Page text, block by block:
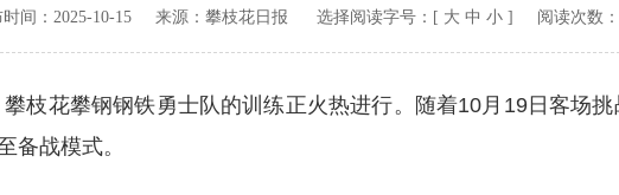
间： 2025-10-15 来源： 攀枝花日报 选择阅读字号：[ 大 中 小 ] 阅读次数：
花攀钢钢铁勇士队的训练正火热进行。随着10月19日客场挑
备战模式。